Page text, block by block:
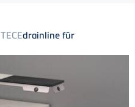
TECEdrainline für